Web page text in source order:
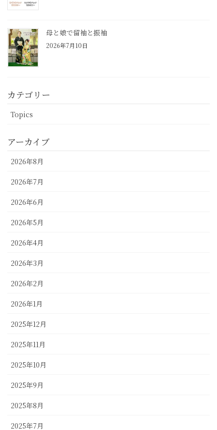
母と娘で留袖と振袖
2026年7月10日
カテゴリー
Topics
アーカイブ
2026年8月
2026年7月
2026年6月
2026年5月
2026年4月
2026年3月
2026年2月
2026年1月
2025年12月
2025年11月
2025年10月
2025年9月
2025年8月
2025年7月